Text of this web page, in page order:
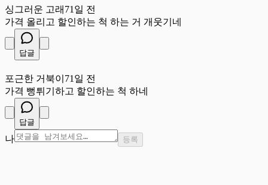
싱그러운 고래 71일 전
가격 올리고 할인하는 척 하는 거 개웃기네
답글
포근한 거북이 71일 전
가격 뻥튀기하고 할인하는 척 하네
답글
나 등록